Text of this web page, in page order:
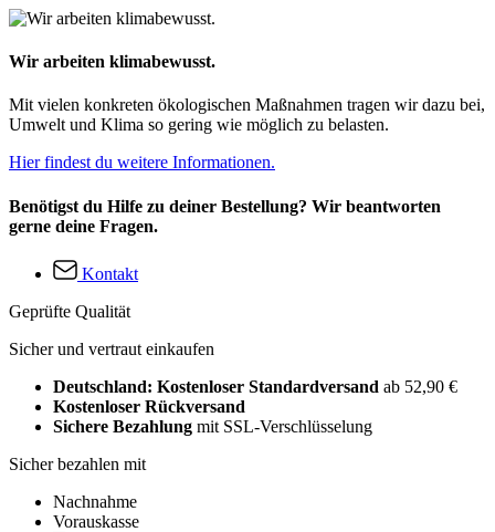
Wir arbeiten klimabewusst.
Mit vielen konkreten ökologischen Maßnahmen tragen wir dazu bei,
Umwelt und Klima so gering wie möglich zu belasten.
Hier findest du weitere Informationen.
Benötigst du Hilfe zu deiner Bestellung? Wir beantworten
gerne deine Fragen.
Kontakt
Geprüfte Qualität
Sicher und vertraut einkaufen
Deutschland: Kostenloser Standardversand ab 52,90 €
Kostenloser Rückversand
Sichere Bezahlung mit SSL-Verschlüsselung
Sicher bezahlen mit
Nachnahme
Vorauskasse